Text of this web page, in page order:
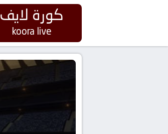
كورة لايف
koora live